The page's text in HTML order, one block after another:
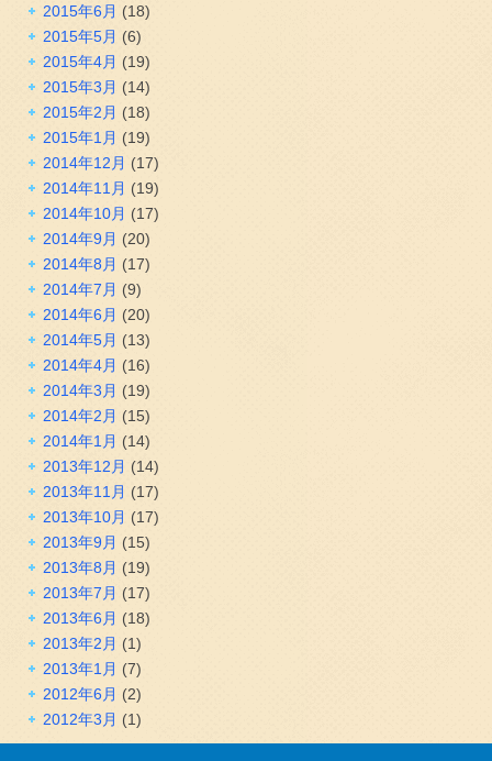
2015年6月 (18)
2015年5月 (6)
2015年4月 (19)
2015年3月 (14)
2015年2月 (18)
2015年1月 (19)
2014年12月 (17)
2014年11月 (19)
2014年10月 (17)
2014年9月 (20)
2014年8月 (17)
2014年7月 (9)
2014年6月 (20)
2014年5月 (13)
2014年4月 (16)
2014年3月 (19)
2014年2月 (15)
2014年1月 (14)
2013年12月 (14)
2013年11月 (17)
2013年10月 (17)
2013年9月 (15)
2013年8月 (19)
2013年7月 (17)
2013年6月 (18)
2013年2月 (1)
2013年1月 (7)
2012年6月 (2)
2012年3月 (1)